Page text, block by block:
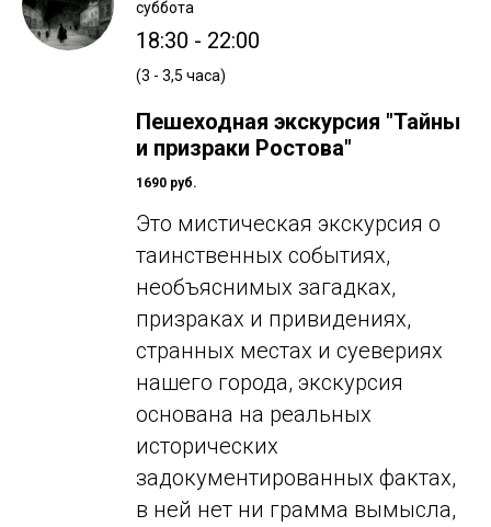
суббота
18:30 - 22:00
(3 - 3,5 часа)
Пешеходная экскурсия "Тайны
и призраки Ростова"
1690 руб.
Это мистическая экскурсия о
таинственных событиях,
необъяснимых загадках,
призраках и привидениях,
странных местах и суевериях
нашего города, экскурсия
основана на реальных
исторических
задокументированных фактах,
в ней нет ни грамма вымысла,